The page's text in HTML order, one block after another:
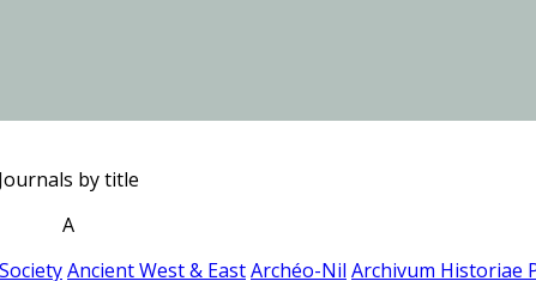
Journals by title
A
Ancient West & EastArchéo-Nil Archivum Historiae